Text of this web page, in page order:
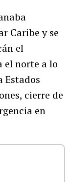
Caribe y se
el
el norte a lo
Estados
cierre de
en